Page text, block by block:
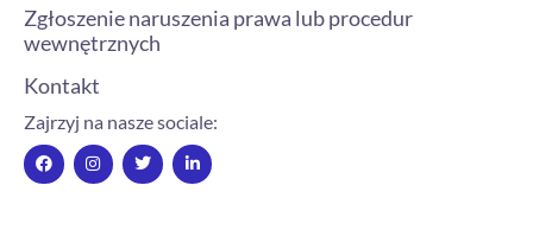
Zgłoszenie naruszenia prawa lub procedur
wewnętrznych
Kontakt
Zajrzyj na nasze sociale:
F
a
c
I
n
s
T
w
i
L
i
n